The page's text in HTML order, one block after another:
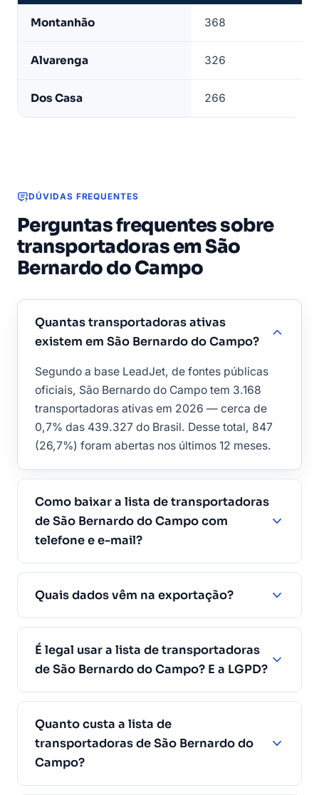
transportadoras
em
Montanhão 368
Alvarenga 326
Dos Casa 266
DÚVIDAS FREQUENTES
Perguntas frequentes sobre
transportadoras em São
Bernardo do Campo
Quantas transportadoras ativas
existem em São Bernardo do Campo?
Segundo a base LeadJet, de fontes públicas
oficiais, São Bernardo do Campo tem 3.168
transportadoras ativas em 2026 — cerca de
0,7% das 439.327 do Brasil. Desse total, 847
(26,7%) foram abertas nos últimos 12 meses.
Como baixar a lista de transportadoras
de São Bernardo do Campo com
telefone e e-mail?
Quais dados vêm na exportação?
É legal usar a lista de transportadoras
de São Bernardo do Campo? E a LGPD?
Quanto custa a lista de
transportadoras de São Bernardo do
Campo?